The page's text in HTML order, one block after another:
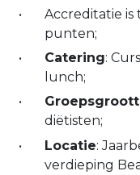
Accreditatie is
punten;
Catering:
lunch;
diëtisten;
Locatie:
verdieping